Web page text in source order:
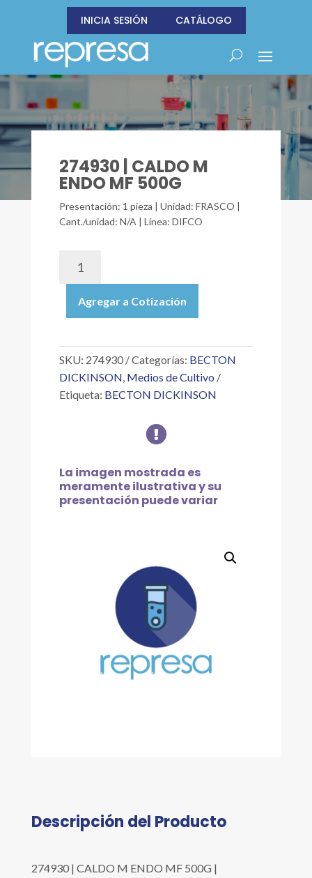
INICIA SESIÓN CATÁLOGO
274930 | CALDO M
ENDO MF 500G
Presentación: 1 pieza | Unidad: FRASCO |
Cant./unidad: N/A | Línea: DIFCO
ENDO
500G
Agregar a Cotización
SKU: 274930 Categorías: BECTON
DICKINSON, Medios de Cultivo
Etiqueta: BECTON DICKINSON

La imagen mostrada es
meramente ilustrativa y su
presentación puede variar
Descripción del Producto
274930 | CALDO M ENDO MF 500G |